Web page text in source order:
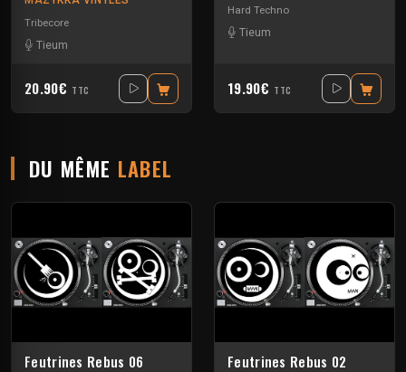
Tribecore
Tieum
20.90€ TTC
Hard Techno
Tieum
19.90€ TTC
DU MÊME LABEL
Feutrines Rebus 06 Feutrines Rebus 02